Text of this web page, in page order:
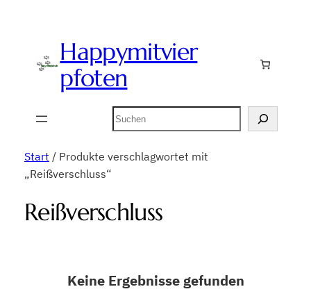
Happymitvier
pfoten
Suchen
Start / Produkte verschlagwortet mit
„Reißverschluss“
Reißverschluss
Keine Ergebnisse gefunden